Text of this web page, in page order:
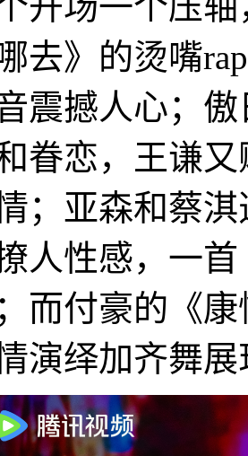
去》的烫嘴
震撼人心；
眷恋，王谦
；亚森和蔡
人性感，一
而付豪的《
演绎加齐舞